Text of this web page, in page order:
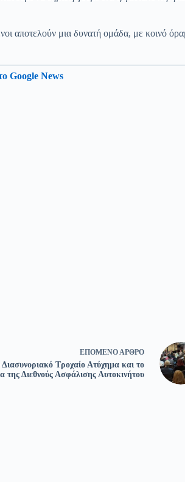
αποτελούν μια δυνατή ομάδα, με κοινό
Google News
ΕΠΌΜΕΝΟΆΡΘΡΟ
Διασυνοριακό Τροχαίο Ατύχημα και το
της Διεθνούς Ασφάλισης Αυτοκινήτου